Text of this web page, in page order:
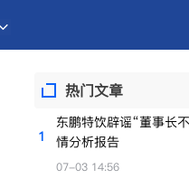
热门文章
1
东鹏特饮辟谣“董事长
情分析报告
07-03 14:56